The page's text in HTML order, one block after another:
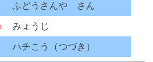
ふどうさんや さん
みょうじ
ハチこう（つづき）